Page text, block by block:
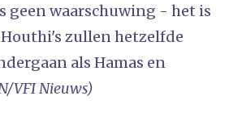
geen waarschuwing - het is
zullen hetzelfde
als Hamas en
VFI Nieuws)